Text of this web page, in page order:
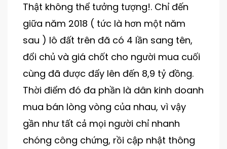
Thật không thể tưởng tượng!. Chỉ đến
giữa năm 2018 ( tức là hơn một năm
sau ) lô đất trên đã có 4 lần sang tên,
đổi chủ và giá chốt cho người mua cuối
cùng đã được đẩy lên đến 8,9 tỷ đồng.
Thời điểm đó đa phần là dân kinh doanh
mua bán lòng vòng của nhau, vì vậy
gần như tất cả mọi người chỉ nhanh
chóng công chứng, rồi cập nhật thông